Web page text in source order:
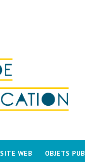
SITE WEB OBJETS PUB